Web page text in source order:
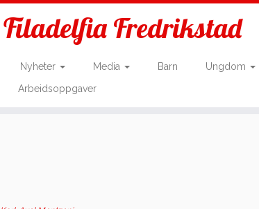
Filadelfia Fredrikstad
Nyheter Media Barn Ungdom
Arbeidsoppgaver